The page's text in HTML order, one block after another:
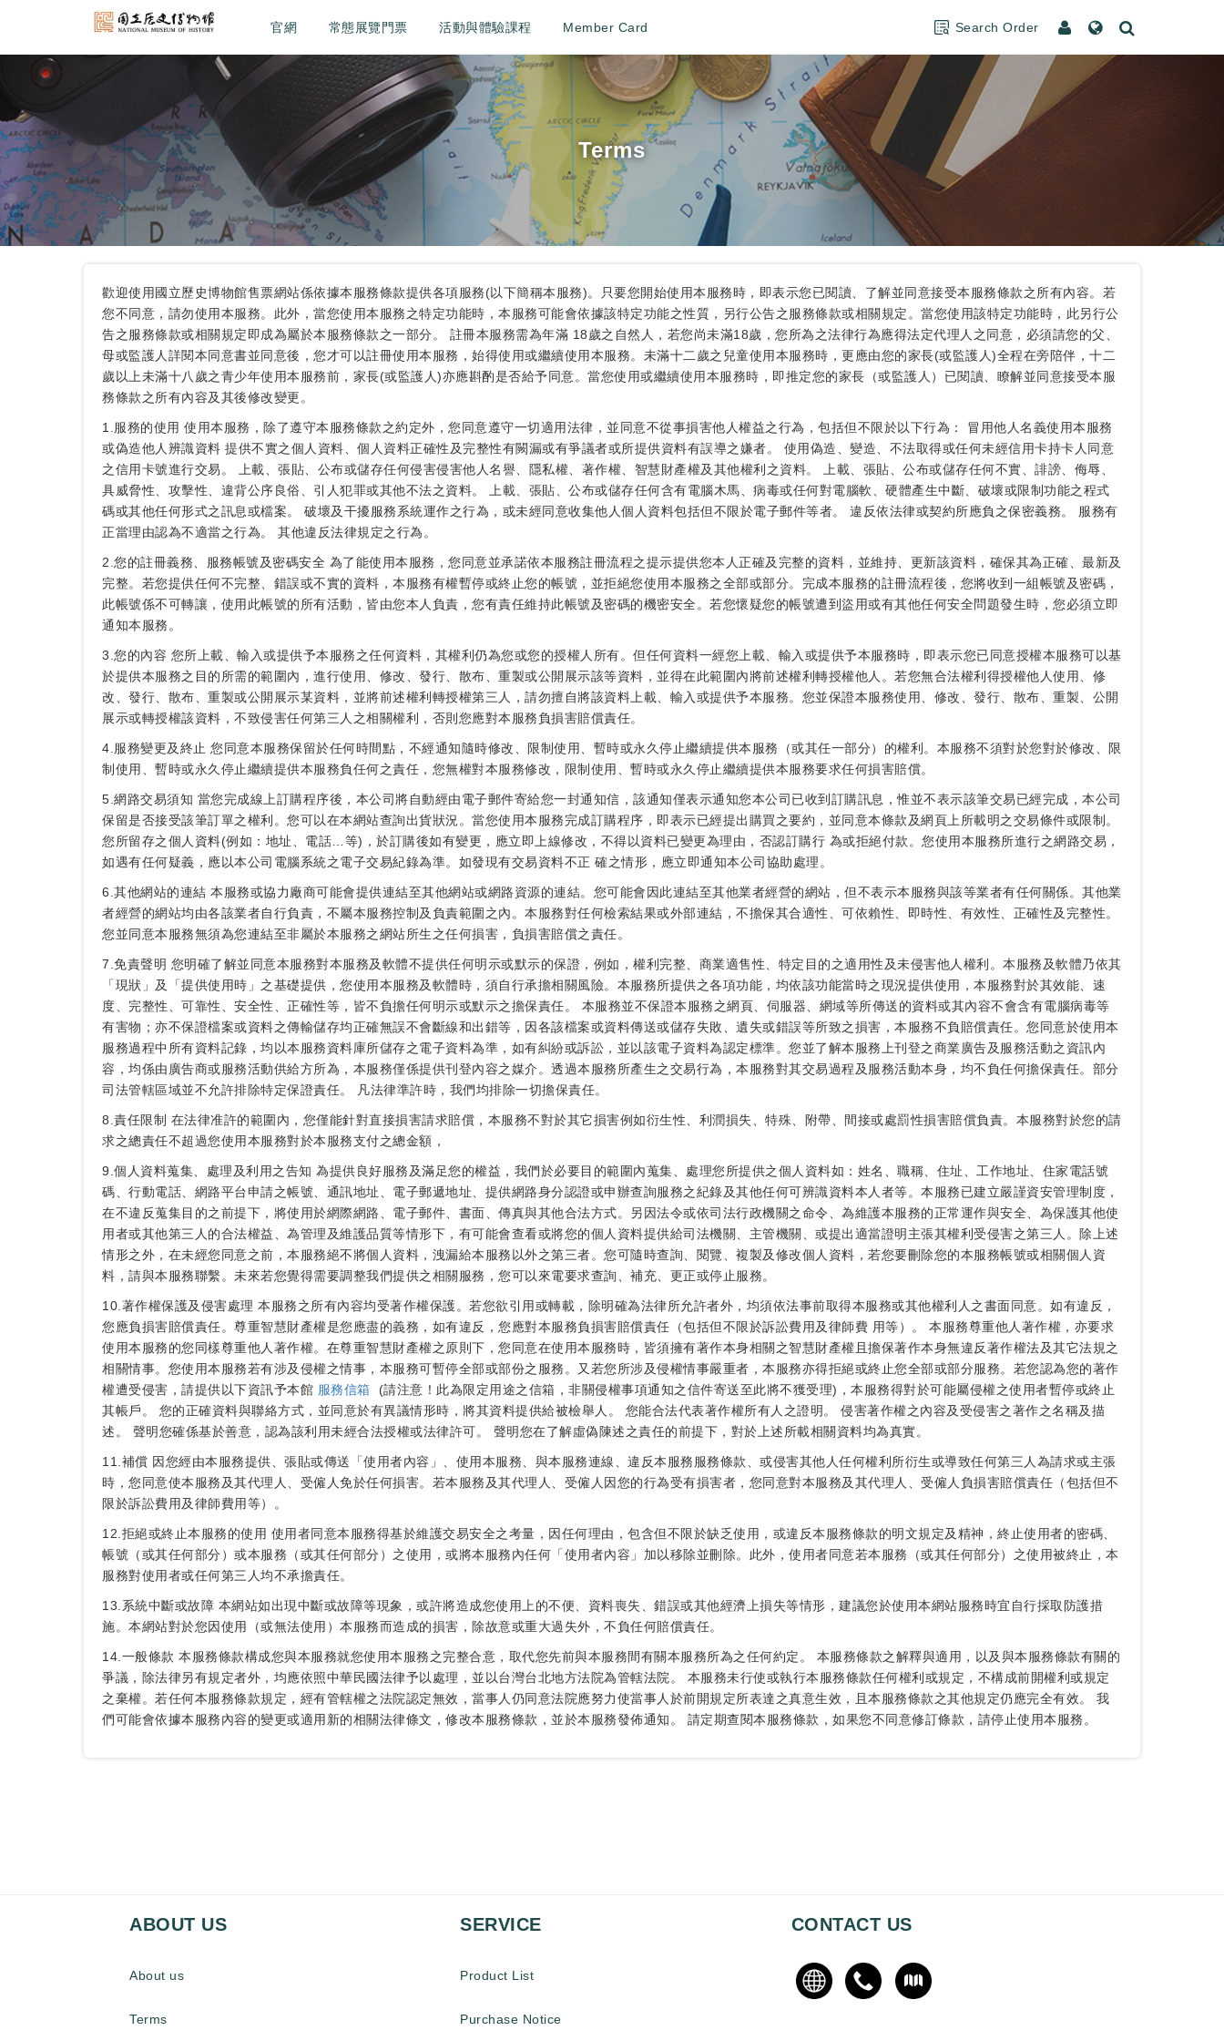
官網 常態展覽門票 活動與體驗課程 Member Card Search Order
Terms
歡迎使用國立歷史博物館售票網站係依據本服務條款提供各項服務(以下簡稱本服務)。只要您開始使用本服務時，即表示您已閱讀、了解並同意接受本服務條款之所有內容。若
您不同意，請勿使用本服務。此外，當您使用本服務之特定功能時，本服務可能會依據該特定功能之性質，另行公告之服務條款或相關規定。當您使用該特定功能時，此另行公
告之服務條款或相關規定即成為屬於本服務條款之一部分。 註冊本服務需為年滿 18歲之自然人，若您尚未滿18歲，您所為之法律行為應得法定代理人之同意，必須請您的父、
母或監護人詳閱本同意書並同意後，您才可以註冊使用本服務，始得使用或繼續使用本服務。未滿十二歲之兒童使用本服務時，更應由您的家長(或監護人)全程在旁陪伴，十二
歲以上未滿十八歲之青少年使用本服務前，家長(或監護人)亦應斟酌是否給予同意。當您使用或繼續使用本服務時，即推定您的家長（或監護人）已閱讀、瞭解並同意接受本服
務條款之所有內容及其後修改變更。
1.服務的使用 使用本服務，除了遵守本服務條款之約定外，您同意遵守一切適用法律，並同意不從事損害他人權益之行為，包括但不限於以下行為： 冒用他人名義使用本服務
或偽造他人辨識資料 提供不實之個人資料、個人資料正確性及完整性有闕漏或有爭議者或所提供資料有誤導之嫌者。 使用偽造、變造、不法取得或任何未經信用卡持卡人同意
之信用卡號進行交易。 上載、張貼、公布或儲存任何侵害侵害他人名譽、隱私權、著作權、智慧財產權及其他權利之資料。 上載、張貼、公布或儲存任何不實、誹謗、侮辱、
具威脅性、攻擊性、違背公序良俗、引人犯罪或其他不法之資料。 上載、張貼、公布或儲存任何含有電腦木馬、病毒或任何對電腦軟、硬體產生中斷、破壞或限制功能之程式
碼或其他任何形式之訊息或檔案。 破壞及干擾服務系統運作之行為，或未經同意收集他人個人資料包括但不限於電子郵件等者。 違反依法律或契約所應負之保密義務。 服務有
正當理由認為不適當之行為。 其他違反法律規定之行為。
2.您的註冊義務、服務帳號及密碼安全 為了能使用本服務，您同意並承諾依本服務註冊流程之提示提供您本人正確及完整的資料，並維持、更新該資料，確保其為正確、最新及
完整。若您提供任何不完整、錯誤或不實的資料，本服務有權暫停或終止您的帳號，並拒絕您使用本服務之全部或部分。完成本服務的註冊流程後，您將收到一組帳號及密碼，
此帳號係不可轉讓，使用此帳號的所有活動，皆由您本人負責，您有責任維持此帳號及密碼的機密安全。若您懷疑您的帳號遭到盜用或有其他任何安全問題發生時，您必須立即
通知本服務。
3.您的內容 您所上載、輸入或提供予本服務之任何資料，其權利仍為您或您的授權人所有。但任何資料一經您上載、輸入或提供予本服務時，即表示您已同意授權本服務可以基
於提供本服務之目的所需的範圍內，進行使用、修改、發行、散布、重製或公開展示該等資料，並得在此範圍內將前述權利轉授權他人。若您無合法權利得授權他人使用、修
改、發行、散布、重製或公開展示某資料，並將前述權利轉授權第三人，請勿擅自將該資料上載、輸入或提供予本服務。您並保證本服務使用、修改、發行、散布、重製、公開
展示或轉授權該資料，不致侵害任何第三人之相關權利，否則您應對本服務負損害賠償責任。
4.服務變更及終止 您同意本服務保留於任何時間點，不經通知隨時修改、限制使用、暫時或永久停止繼續提供本服務（或其任一部分）的權利。本服務不須對於您對於修改、限
制使用、暫時或永久停止繼續提供本服務負任何之責任，您無權對本服務修改，限制使用、暫時或永久停止繼續提供本服務要求任何損害賠償。
5.網路交易須知 當您完成線上訂購程序後，本公司將自動經由電子郵件寄給您一封通知信，該通知僅表示通知您本公司已收到訂購訊息，惟並不表示該筆交易已經完成，本公司
保留是否接受該筆訂單之權利。您可以在本網站查詢出貨狀況。當您使用本服務完成訂購程序，即表示已經提出購買之要約，並同意本條款及網頁上所載明之交易條件或限制。
您所留存之個人資料(例如：地址、電話…等)，於訂購後如有變更，應立即上線修改，不得以資料已變更為理由，否認訂購行 為或拒絕付款。您使用本服務所進行之網路交易，
如遇有任何疑義，應以本公司電腦系統之電子交易紀錄為準。如發現有交易資料不正 確之情形，應立即通知本公司協助處理。
6.其他網站的連結 本服務或協力廠商可能會提供連結至其他網站或網路資源的連結。您可能會因此連結至其他業者經營的網站，但不表示本服務與該等業者有任何關係。其他業
者經營的網站均由各該業者自行負責，不屬本服務控制及負責範圍之內。本服務對任何檢索結果或外部連結，不擔保其合適性、可依賴性、即時性、有效性、正確性及完整性。
您並同意本服務無須為您連結至非屬於本服務之網站所生之任何損害，負損害賠償之責任。
7.免責聲明 您明確了解並同意本服務對本服務及軟體不提供任何明示或默示的保證，例如，權利完整、商業適售性、特定目的之適用性及未侵害他人權利。本服務及軟體乃依其
「現狀」及「提供使用時」之基礎提供，您使用本服務及軟體時，須自行承擔相關風險。本服務所提供之各項功能，均依該功能當時之現況提供使用，本服務對於其效能、速
度、完整性、可靠性、安全性、正確性等，皆不負擔任何明示或默示之擔保責任。 本服務並不保證本服務之網頁、伺服器、網域等所傳送的資料或其內容不會含有電腦病毒等
有害物；亦不保證檔案或資料之傳輸儲存均正確無誤不會斷線和出錯等，因各該檔案或資料傳送或儲存失敗、遺失或錯誤等所致之損害，本服務不負賠償責任。您同意於使用本
服務過程中所有資料記錄，均以本服務資料庫所儲存之電子資料為準，如有糾紛或訴訟，並以該電子資料為認定標準。您並了解本服務上刊登之商業廣告及服務活動之資訊內
容，均係由廣告商或服務活動供給方所為，本服務僅係提供刊登內容之媒介。透過本服務所產生之交易行為，本服務對其交易過程及服務活動本身，均不負任何擔保責任。部分
司法管轄區域並不允許排除特定保證責任。 凡法律準許時，我們均排除一切擔保責任。
8.責任限制 在法律准許的範圍內，您僅能針對直接損害請求賠償，本服務不對於其它損害例如衍生性、利潤損失、特殊、附帶、間接或處罰性損害賠償負責。本服務對於您的請
求之總責任不超過您使用本服務對於本服務支付之總金額，
9.個人資料蒐集、處理及利用之告知 為提供良好服務及滿足您的權益，我們於必要目的範圍內蒐集、處理您所提供之個人資料如：姓名、職稱、住址、工作地址、住家電話號
碼、行動電話、網路平台申請之帳號、通訊地址、電子郵遞地址、提供網路身分認證或申辦查詢服務之紀錄及其他任何可辨識資料本人者等。本服務已建立嚴謹資安管理制度，
在不違反蒐集目的之前提下，將使用於網際網路、電子郵件、書面、傳真與其他合法方式。另因法令或依司法行政機關之命令、為維護本服務的正常運作與安全、為保護其他使
用者或其他第三人的合法權益、為管理及維護品質等情形下，有可能會查看或將您的個人資料提供給司法機關、主管機關、或提出適當證明主張其權利受侵害之第三人。除上述
情形之外，在未經您同意之前，本服務絕不將個人資料，洩漏給本服務以外之第三者。您可隨時查詢、閱覽、複製及修改個人資料，若您要刪除您的本服務帳號或相關個人資
料，請與本服務聯繫。未來若您覺得需要調整我們提供之相關服務，您可以來電要求查詢、補充、更正或停止服務。
10.著作權保護及侵害處理 本服務之所有內容均受著作權保護。若您欲引用或轉載，除明確為法律所允許者外，均須依法事前取得本服務或其他權利人之書面同意。如有違反，
您應負損害賠償責任。尊重智慧財產權是您應盡的義務，如有違反，您應對本服務負損害賠償責任（包括但不限於訴訟費用及律師費 用等）。 本服務尊重他人著作權，亦要求
使用本服務的您同樣尊重他人著作權。在尊重智慧財產權之原則下，您同意在使用本服務時，皆須擁有著作本身相關之智慧財產權且擔保著作本身無違反著作權法及其它法規之
相關情事。您使用本服務若有涉及侵權之情事，本服務可暫停全部或部份之服務。又若您所涉及侵權情事嚴重者，本服務亦得拒絕或終止您全部或部分服務。若您認為您的著作
權遭受侵害，請提供以下資訊予本館 服務信箱 (請注意！此為限定用途之信箱，非關侵權事項通知之信件寄送至此將不獲受理)，本服務得對於可能屬侵權之使用者暫停或終止
其帳戶。 您的正確資料與聯絡方式，並同意於有異議情形時，將其資料提供給被檢舉人。 您能合法代表著作權所有人之證明。 侵害著作權之內容及受侵害之著作之名稱及描
述。 聲明您確係基於善意，認為該利用未經合法授權或法律許可。 聲明您在了解虛偽陳述之責任的前提下，對於上述所載相關資料均為真實。
11.補償 因您經由本服務提供、張貼或傳送「使用者內容」、使用本服務、與本服務連線、違反本服務服務條款、或侵害其他人任何權利所衍生或導致任何第三人為請求或主張
時，您同意使本服務及其代理人、受僱人免於任何損害。若本服務及其代理人、受僱人因您的行為受有損害者，您同意對本服務及其代理人、受僱人負損害賠償責任（包括但不
限於訴訟費用及律師費用等）。
12.拒絕或終止本服務的使用 使用者同意本服務得基於維護交易安全之考量，因任何理由，包含但不限於缺乏使用，或違反本服務條款的明文規定及精神，終止使用者的密碼、
帳號（或其任何部分）或本服務（或其任何部分）之使用，或將本服務內任何「使用者內容」加以移除並刪除。此外，使用者同意若本服務（或其任何部分）之使用被終止，本
服務對使用者或任何第三人均不承擔責任。
13.系統中斷或故障 本網站如出現中斷或故障等現象，或許將造成您使用上的不便、資料喪失、錯誤或其他經濟上損失等情形，建議您於使用本網站服務時宜自行採取防護措
施。本網站對於您因使用（或無法使用）本服務而造成的損害，除故意或重大過失外，不負任何賠償責任。
14.一般條款 本服務條款構成您與本服務就您使用本服務之完整合意，取代您先前與本服務間有關本服務所為之任何約定。 本服務條款之解釋與適用，以及與本服務條款有關的
爭議，除法律另有規定者外，均應依照中華民國法律予以處理，並以台灣台北地方法院為管轄法院。 本服務未行使或執行本服務條款任何權利或規定，不構成前開權利或規定
之棄權。若任何本服務條款規定，經有管轄權之法院認定無效，當事人仍同意法院應努力使當事人於前開規定所表達之真意生效，且本服務條款之其他規定仍應完全有效。 我
們可能會依據本服務內容的變更或適用新的相關法律條文，修改本服務條款，並於本服務發佈通知。 請定期查閱本服務條款，如果您不同意修訂條款，請停止使用本服務。
ABOUT US
About us
Terms
SERVICE
Product List
Purchase Notice
CONTACT US